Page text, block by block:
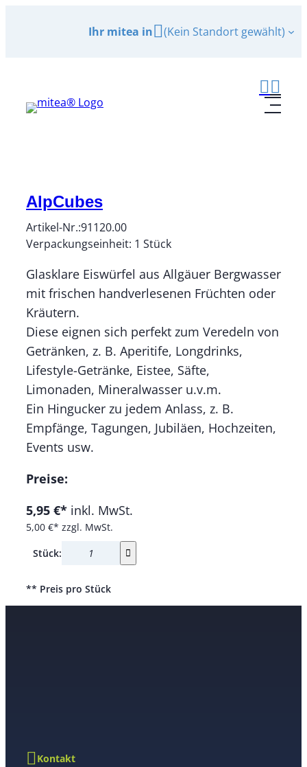
Ihr mitea in (Kein Standort gewählt)
AlpCubes
Artikel-Nr.:91120.00
Verpackungseinheit: 1 Stück
Glasklare Eiswürfel aus Allgäuer Bergwasser
mit frischen handverlesenen Früchten oder
Kräutern.
Diese eignen sich perfekt zum Veredeln von
Getränken, z. B. Aperitife, Longdrinks,
Lifestyle-Getränke, Eistee, Säfte,
Limonaden, Mineralwasser u.v.m.
Ein Hingucker zu jedem Anlass, z. B.
Empfänge, Tagungen, Jubiläen, Hochzeiten,
Events usw.
Preise:
5,95 €* inkl. MwSt.
5,00 €* zzgl. MwSt.
Stück:
** Preis pro Stück
Kontakt